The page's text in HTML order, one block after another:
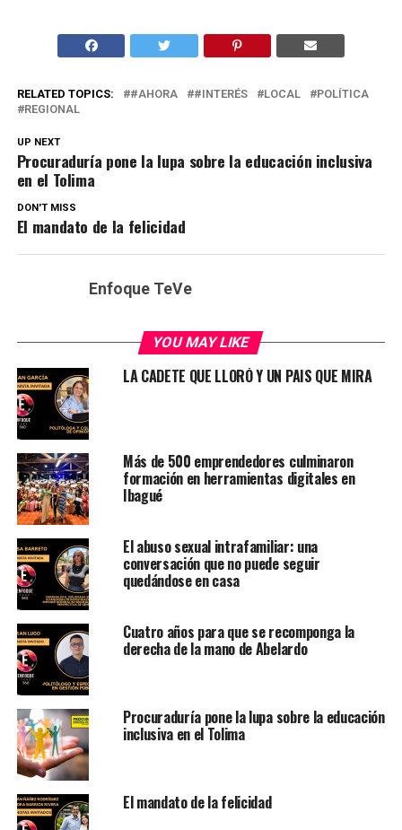
RELATED TOPICS: #AHORA #INTERÉS LOCAL
POLÍTICA
REGIONAL
UP NEXT
Procuraduría pone la lupa sobre la educación inclusiva
en el Tolima
DON'T MISS
El mandato de la felicidad
Enfoque TeVe
YOU MAY LIKE
LA CADETE QUE LLORÓ Y UN PAIS QUE MIRA
Más de 500 emprendedores culminaron
formación en herramientas digitales en
Ibagué
El abuso sexual intrafamiliar: una
conversación que no puede seguir
quedándose en casa
Cuatro años para que se recomponga la
derecha de la mano de Abelardo
Procuraduría pone la lupa sobre la educación
inclusiva en el Tolima
El mandato de la felicidad